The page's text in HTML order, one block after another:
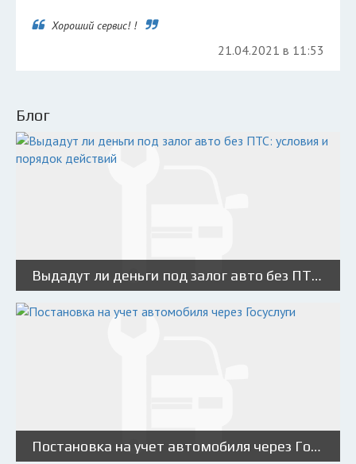
Хороший сервис! !
21.04.2021 в 11:53
Блог
Выдадут ли деньги под залог авто без ПТС: условия и порядок действий
Постановка на учет автомобиля через Госуслуги